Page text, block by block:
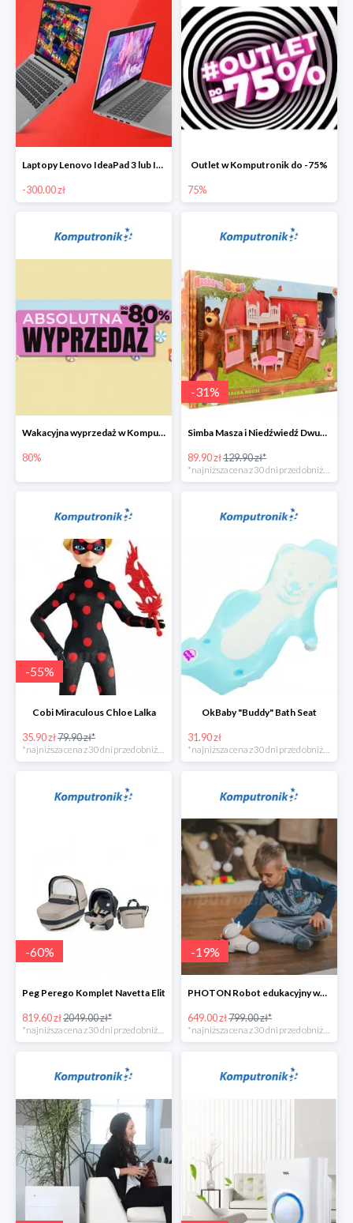
Laptopy Lenovo IdeaPad 3 lub IdeaPad 5 -300 zł
-300.00 zł
Outlet w Komputronik do -75%
75%
Wakacyjna wyprzedaż w Komputronik do -80%
80%
-31%
Simba Masza i Niedźwiedź Dwupoziomowy dom
89.90 zł129.90 zł*
-55%
Cobi Miraculous Chloe Lalka
35.90 zł79.90 zł*
*najniższa cena z 30 dni przed obniżką
OkBaby "Buddy" Bath Seat
31.90 zł
*najniższa cena z 30 dni przed obniżką
-60%
Peg Perego Komplet Navetta Elit
819.60 zł2049.00 zł*
-19%
PHOTON Robot edukacyjny wersja domowa
649.00 zł799.00 zł*